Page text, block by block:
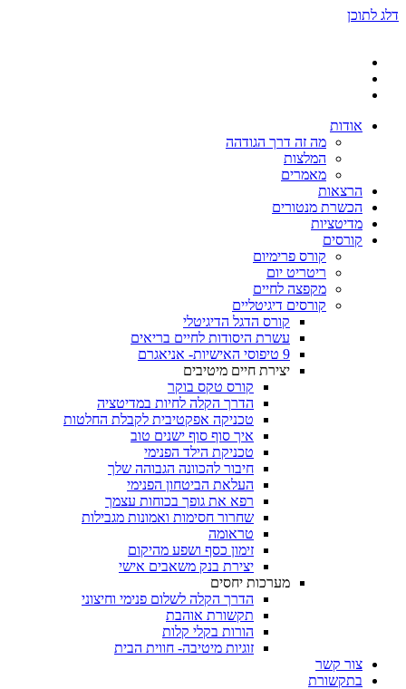
דלג לתוכן
אודות
מה זה דרך הגודהה
המלצות
מאמרים
הרצאות
הכשרת מנטורים
מדיטציות
קורסים
קורס פרימיום
ריטריט יום
מקפצה לחיים
קורסים דיגיטליים
קורס הדגל הדיגיטלי
עשרת היסודות לחיים בריאים
9 טיפוסי האישיות- אניאגרם
יצירת חיים מיטיבים
קורס טקס בוקר
הדרך הקלה לחיות במדיטציה
טכניקה אפקטיבית לקבלת החלטות
איך סוף סוף ישנים טוב
טכניקת הילד הפנימי
חיבור להכוונה הגבוהה שלך
העלאת הביטחון הפנימי
רפא את גופך בכוחות עצמך
שחרור חסימות ואמונות מגבילות
טראומה
זימון כסף ושפע מהיקום
יצירת בנק משאבים אישי
מערכות יחסים
הדרך הקלה לשלום פנימי וחיצוני
תקשורת אוהבת
הורות בקלי קלות
זוגיות מיטיבה- חווית הבית
צור קשר
בתקשורת